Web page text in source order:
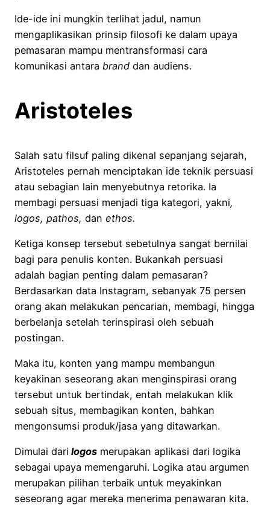
Ide-ide ini mungkin terlihat jadul, namun
mengaplikasikan prinsip filosofi ke dalam upaya
pemasaran mampu mentransformasi cara
komunikasi antara brand dan audiens.
Aristoteles
Salah satu filsuf paling dikenal sepanjang sejarah,
Aristoteles pernah menciptakan ide teknik persuasi
atau sebagian lain menyebutnya retorika. Ia
membagi persuasi menjadi tiga kategori, yakni,
logos, pathos, dan ethos.
Ketiga konsep tersebut sebetulnya sangat bernilai
bagi para penulis konten. Bukankah persuasi
adalah bagian penting dalam pemasaran?
Berdasarkan data Instagram, sebanyak 75 persen
orang akan melakukan pencarian, membagi, hingga
berbelanja setelah terinspirasi oleh sebuah
postingan.
Maka itu, konten yang mampu membangun
keyakinan seseorang akan menginspirasi orang
tersebut untuk bertindak, entah melakukan klik
sebuah situs, membagikan konten, bahkan
mengonsumsi produk/jasa yang ditawarkan.
Dimulai dari logos merupakan aplikasi dari logika
sebagai upaya memengaruhi. Logika atau argumen
merupakan pilihan terbaik untuk meyakinkan
seseorang agar mereka menerima penawaran kita.